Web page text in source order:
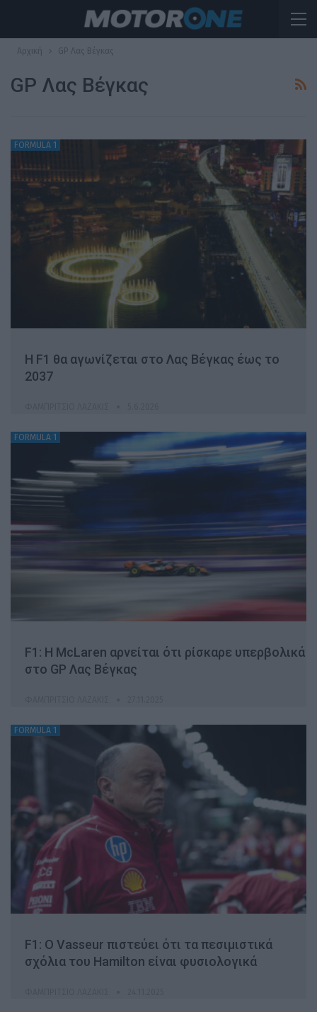
Αρχική GP Λας Βέγκας
GP Λας Βέγκας
FORMULA 1
H F1 θα αγωνίζεται στο Λας Βέγκας έως το
2037
FORMULA 1
F1: H McLaren αρνείται ότι ρίσκαρε υπερβολικά
στο GP Λας Βέγκας
FORMULA 1
F1: Ο Vasseur πιστεύει ότι τα πεσιμιστικά
σχόλια του Hamilton είναι φυσιολογικά